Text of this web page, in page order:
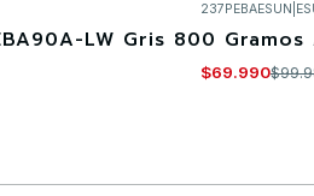
237PEBAESUN
LW Gris 800
$69.990